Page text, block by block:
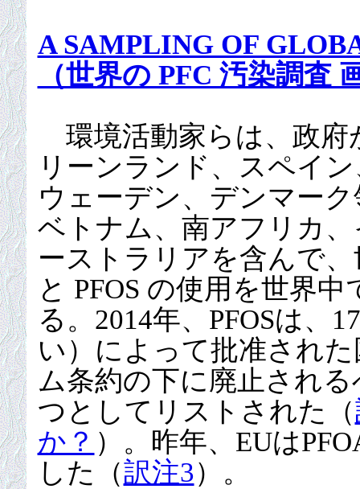
A SAMPLING OF
（世界の PFC 汚染調査
環境活動家らは、政府
リーンランド、スペイ
ウェーデン、デンマー
ベトナム、南アフリカ
ーストラリアを含んで
と PFOS の使用を世界
る。2014年、PFOSは、
い）によって批准され
ム条約の下に廃止され
つとしてリストされた（
か？ ）。昨年、EUは
した（訳注3）。